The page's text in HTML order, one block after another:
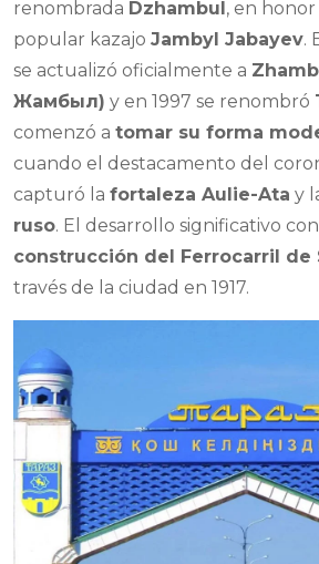
renombrada Dzhambul, en
popular kazajo Jambyl Jabayev.
se actualizó oficialmente a
Жамбыл) y en 1997 se renombró
comenzó a tomar su forma
cuando el destacamento del
capturó la fortaleza Aulie-Ata y
ruso. El desarrollo significativo
construcción del Ferrocarril de
través de la ciudad en 1917.